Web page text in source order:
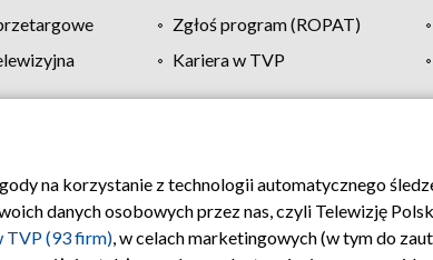
Zgłoś program (ROPAT)
Kariera w TVP
Polityka prywatności Moje zgody Pomoc
na korzystanie z technologii automatycznego
danych osobowych przez nas, czyli Telewizję
TVP (93 firm), w celach marketingowych (w tym do